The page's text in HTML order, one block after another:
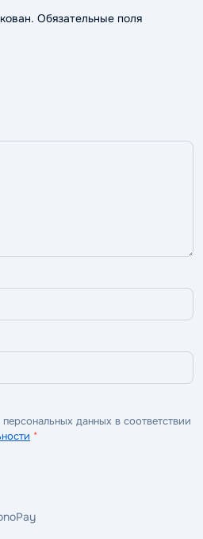
Обязательные поля
данных в соответствии
*